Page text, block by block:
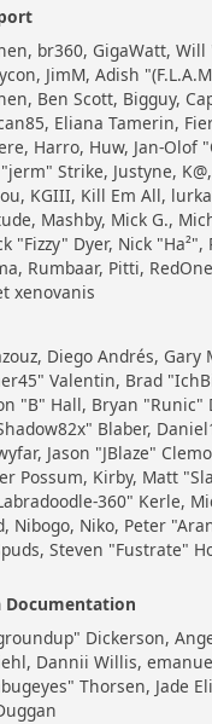
br360, GigaWatt,
JimM, Adish
Ben Scott, Bigguy,
Eliana Tamerin,
Harro, Huw, Jan-Olof
Strike, Justyne,
KGIII, Kill Em All,
Mashby, Mick G.,
"Fizzy" Dyer, Nick "Ha²",
Rumbaar, Pitti,
xenovanis
Diego Andrés, Gary
Valentin, Brad
"B" Hall, Bryan "Runic"
Blaber,
Jason "JBlaze"
Possum, Kirby, Matt
360" Kerle,
Nibogo, Niko, Peter
Steven "Fustrate"
Documentation
Dickerson,
Dannii Willis,
Thorsen, Jade